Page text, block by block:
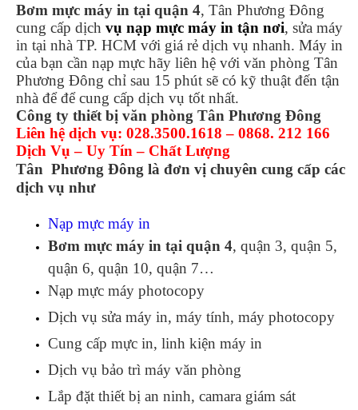
Bơm mực máy in tại quận 4, Tân Phương Đông
cung cấp dịch vụ nạp mực máy in tận nơi, sửa máy
in tại nhà TP. HCM với giá rẻ dịch vụ nhanh. Máy in
của bạn cần nạp mực hãy liên hệ với văn phòng Tân
Phương Đông chỉ sau 15 phút sẽ có kỹ thuật đến tận
nhà để để cung cấp dịch vụ tốt nhất.
Công ty thiết bị văn phòng Tân Phương Đông
Liên hệ dịch vụ: 028.3500.1618 – 0868. 212 166
Dịch Vụ – Uy Tín – Chất Lượng
Tân Phương Đông là đơn vị chuyên cung cấp các
dịch vụ như
Nạp mực máy in
Bơm mực máy in tại quận 4, quận 3, quận 5,
quận 6, quận 10, quận 7…
Nạp mực máy photocopy
Dịch vụ sửa máy in, máy tính, máy photocopy
Cung cấp mực in, linh kiện máy in
Dịch vụ bảo trì máy văn phòng
Lắp đặt thiết bị an ninh, camara giám sát